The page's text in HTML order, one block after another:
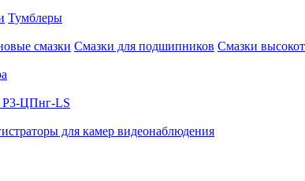
Тумблеры
смазки Смазки для подшипников Смазки
Р3-ЦПнг-LS
для камер видеонаблюдения